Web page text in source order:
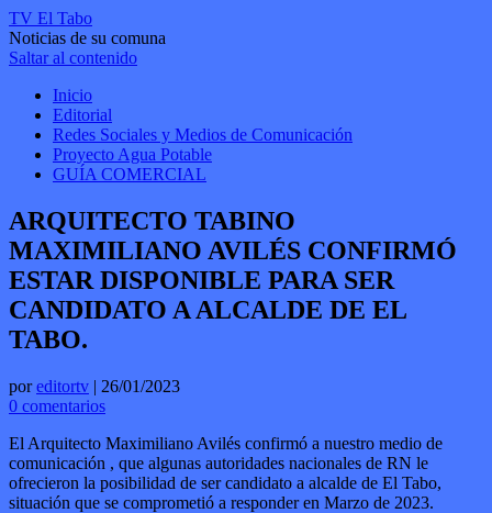
TV El Tabo
Noticias de su comuna
Saltar al contenido
Inicio
Editorial
Redes Sociales y Medios de Comunicación
Proyecto Agua Potable
GUÍA COMERCIAL
ARQUITECTO TABINO
MAXIMILIANO AVILÉS CONFIRMÓ
ESTAR DISPONIBLE PARA SER
CANDIDATO A ALCALDE DE EL
TABO.
poreditortv | 26/01/2023
0 comentarios
El Arquitecto Maximiliano Avilés confirmó a nuestro medio de
comunicación , que algunas autoridades nacionales de RN le
ofrecieron la posibilidad de ser candidato a alcalde de El Tabo,
situación que se comprometió a responder en Marzo de 2023.